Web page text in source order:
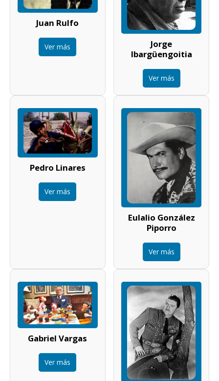
Juan Rulfo
Ver más
Jorge
Ibargüengoitia
Ver más
Pedro Linares
Ver más
Eulalio González
Piporro
Ver más
Gabriel Vargas
Ver más